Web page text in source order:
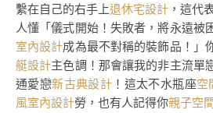
繫在自己的右手上退休宅設計 ，這代
人懂「儀式開始！失敗者，將永遠被
室內設計成為最不對稱的裝飾品！」
艇設計主色調！那會讓我的非主流單
通愛戀新古典設計 ！這太不水瓶座空
風室內設計勞，也有人記得你親子空